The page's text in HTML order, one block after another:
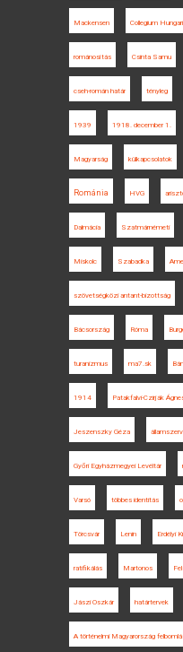
Mackensen Collegium
románosítás Csinta Samu
cseh-román határ tényleg
1939 1918. december 1.
Magyarság külkapcsolatok
Románia HVG
Dalmácia Szatmárnémeti
Miskolc Szabadka
szövetségközi antant-bizottság
Bácsország Róma
turanizmus ma7.sk
1914 Patakfalvi-Czirják
Jeszenszky Géza
Győri Egyházmegyei Levéltár
Varsó többes identitás
Törcsvár Lenin Erdélyi
ratifikálás Martonos
Jászi Oszkár határtervek
A történelmi Magyarország